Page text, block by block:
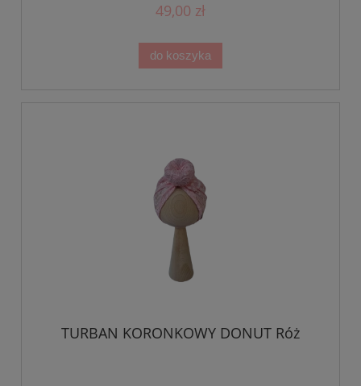
49,00 zł
do koszyka
TURBAN KORONKOWY DONUT Róż